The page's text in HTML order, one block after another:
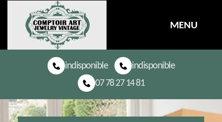
MENU
indisponible
indisponible
07 78 27 14 81